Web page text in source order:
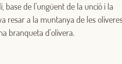
base de l’ungüent de la unció i la
resar a la muntanya de les
branqueta d’olivera.